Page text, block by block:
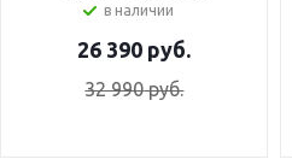
в наличии
26 390 руб.
32 990руб.